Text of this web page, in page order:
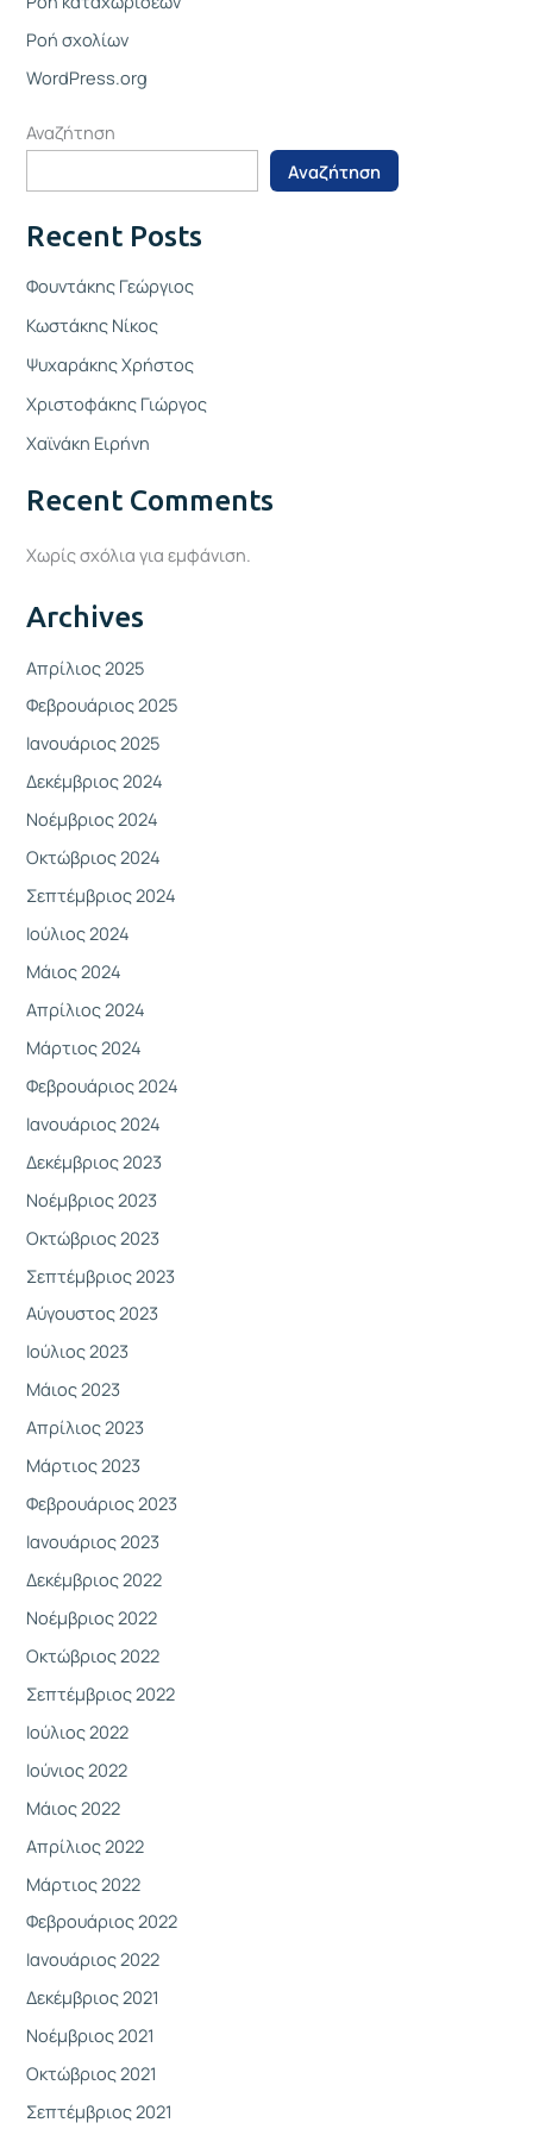
Ροή σχολίων
WordPress.org
Αναζήτηση
Αναζήτηση
Recent Posts
Φουντάκης Γεώργιος
Κωστάκης Νίκος
Ψυχαράκης Χρήστος
Χριστοφάκης Γιώργος
Χαϊνάκη Ειρήνη
Recent Comments
Χωρίς σχόλια για εμφάνιση.
Archives
Απρίλιος 2025
Φεβρουάριος 2025
Ιανουάριος 2025
Δεκέμβριος 2024
Νοέμβριος 2024
Οκτώβριος 2024
Σεπτέμβριος 2024
Ιούλιος 2024
Μάιος 2024
Απρίλιος 2024
Μάρτιος 2024
Φεβρουάριος 2024
Ιανουάριος 2024
Δεκέμβριος 2023
Νοέμβριος 2023
Οκτώβριος 2023
Σεπτέμβριος 2023
Αύγουστος 2023
Ιούλιος 2023
Μάιος 2023
Απρίλιος 2023
Μάρτιος 2023
Φεβρουάριος 2023
Ιανουάριος 2023
Δεκέμβριος 2022
Νοέμβριος 2022
Οκτώβριος 2022
Σεπτέμβριος 2022
Ιούλιος 2022
Ιούνιος 2022
Μάιος 2022
Απρίλιος 2022
Μάρτιος 2022
Φεβρουάριος 2022
Ιανουάριος 2022
Δεκέμβριος 2021
Νοέμβριος 2021
Οκτώβριος 2021
Σεπτέμβριος 2021